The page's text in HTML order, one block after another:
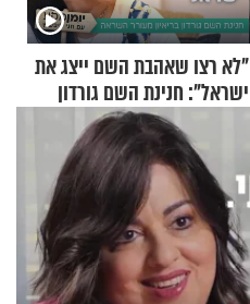
"לא רצו שאהבת השם ייצג את
ישראל": חנינת השם גורדון
בריאיון מעורר השראה